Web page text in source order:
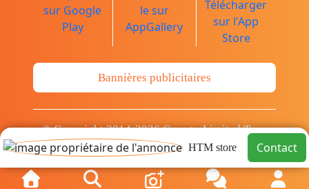
HTM store Contact
Bannières publicitaires
© Copyright 2014-2026 Cava.tn Limited Tous
les droits sont réservés.